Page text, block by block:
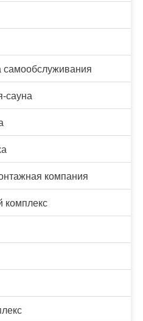
самообслуживания
сауна
компания
комплекс